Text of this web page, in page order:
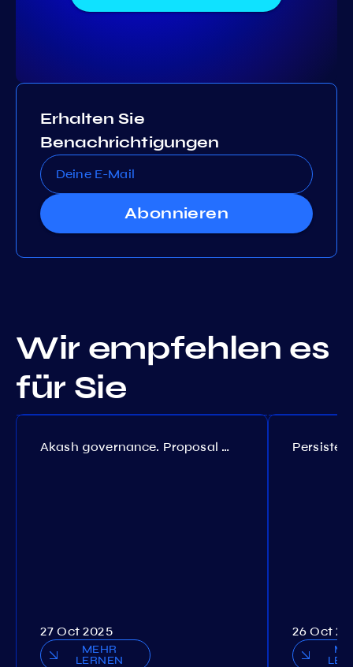
Erhalten Sie
Benachrichtigungen
Abonnieren
Wir empfehlen es
für Sie
Akash governance. Proposal №308
27 Oct 2025
MEHR
LERNEN
26 Oct